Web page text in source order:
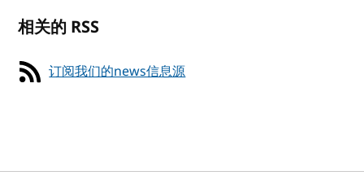
相关的 RSS
订阅我们的news信息源